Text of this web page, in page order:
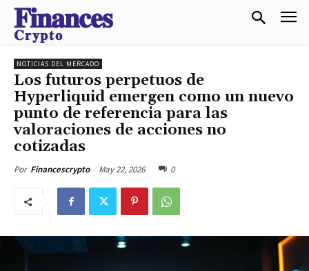
𝐅𝐢𝐧𝐚𝐧𝐜𝐞𝐬
𝐂𝐫𝐲𝐩𝐭𝐨
NOTICIAS DEL MERCADO
Los futuros perpetuos de
Hyperliquid emergen como un nuevo
punto de referencia para las
valoraciones de acciones no
cotizadas
Por Financescrypto May 22, 2026 0